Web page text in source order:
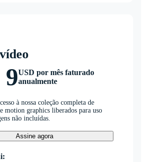
9USD por mês faturado
anualmente
à nossa coleção completa de
motion graphics liberados para uso
não incluídas.
Assine agora